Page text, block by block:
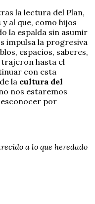
la lectura del Plan,
al que, como hijos
la espalda sin asumir
impulsa la progresiva
espacios, saberes,
hasta el
con esta
la cultura del
nos estaremos
por
a lo que heredado